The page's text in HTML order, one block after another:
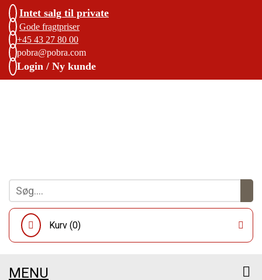
Intet salg til private
Gode fragtpriser
+45 43 27 80 00
pobra@pobra.com
Login / Ny kunde
Kurv (0)
MENU